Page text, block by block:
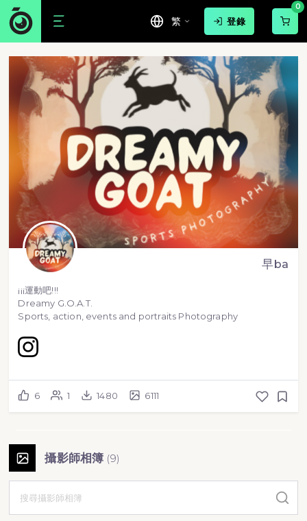
繁 登錄
0
早ba
¡¡¡運動吧!!!
Dreamy G.O.A.T.
Sports, action, events and portraits Photography
6 1 1480 6111
攝影師相簿 (9)